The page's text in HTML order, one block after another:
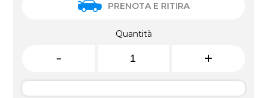
PRENOTA E RITIRA
Quantità
- +